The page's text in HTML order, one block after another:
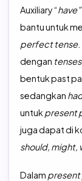
Auxiliary “have”
bantu untuk
perfect tense.
dengan tenses
bentuk past
sedangkan
untuk present
juga dapat di
should, might,
Dalam present